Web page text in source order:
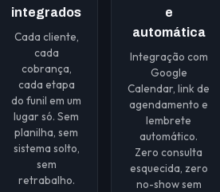
integrados
Cada cliente,
cada
cobrança,
cada etapa
do funil em um
lugar só. Sem
planilha, sem
sistema solto,
sem
retrabalho.
e
automática
Integração com
Google
Calendar, link de
agendamento e
lembrete
automático.
Zero consulta
esquecida, zero
no-show sem